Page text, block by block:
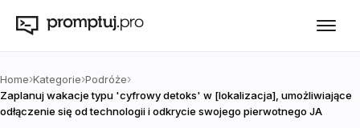
Home›Kategorie›Podróże›
Zaplanuj wakacje typu 'cyfrowy detoks' w [lokalizacja], umożliwiające
odłączenie się od technologii i odkrycie swojego pierwotnego JA